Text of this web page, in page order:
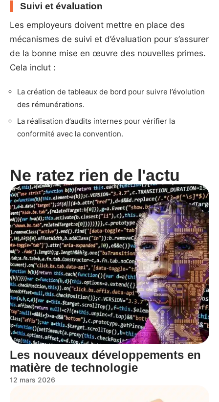
Suivi et évaluation
Les employeurs doivent mettre en place des
mécanismes de suivi et d’évaluation pour s’assurer
de la bonne mise en œuvre des nouvelles primes.
Cela inclut :
La création de tableaux de bord pour suivre l’évolution
des rémunérations.
La réalisation d’audits internes pour vérifier la
conformité avec la convention.
Ne ratez rien de l'actu
Les nouveaux développements en
matière de technologie
12 mars 2026